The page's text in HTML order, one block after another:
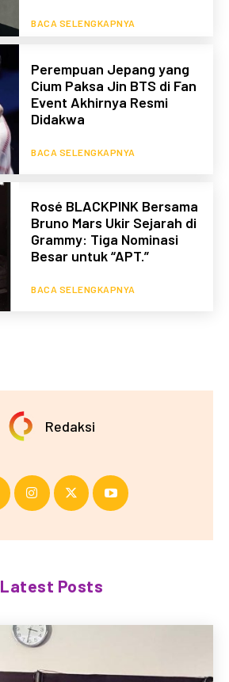
BACA SELENGKAPNYA
Perempuan Jepang yang
Cium Paksa Jin BTS di Fan
Event Akhirnya Resmi
Didakwa
BACA SELENGKAPNYA
Rosé BLACKPINK Bersama
Bruno Mars Ukir Sejarah di
Grammy: Tiga Nominasi
Besar untuk “APT.”
BACA SELENGKAPNYA
Redaksi
Latest Posts